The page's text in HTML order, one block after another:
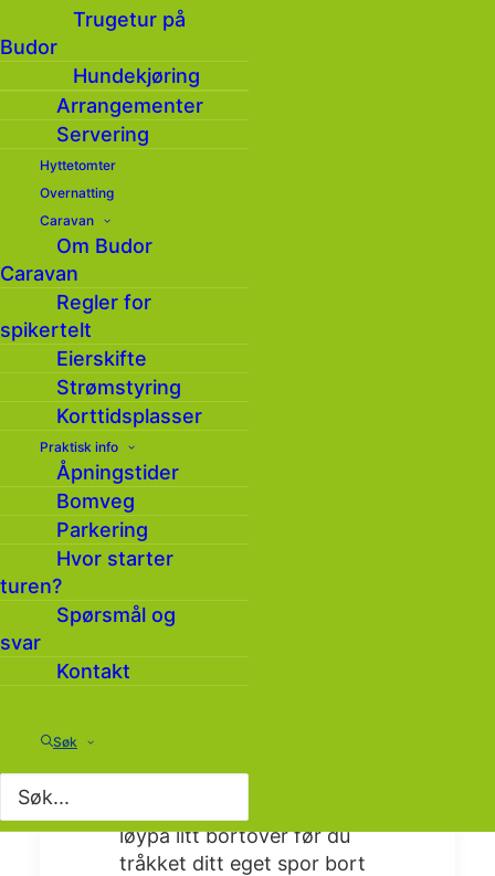
Trugetur på
Budor
Hundekjøring
Arrangementer
Servering
Hyttetomter
Overnatting
Caravan
Om Budor
Caravan
Regler for
spikertelt
Eierskifte
Strømstyring
Korttidsplasser
Praktisk info
Åpningstider
Bomveg
Parkering
Hvor starter
turen?
Spørsmål og
svar
Kontakt
Søk
Svaen byr på vid utsikt i
skitur inn hit som passer
for de minste.
Turforklaringa tar
mulig å parkere bilen på
Lemenet på Ruskåsen, for
en slakere og litt kortere
tur.
Fra Budor går du i retning
Målia og etter noen hundre
meter kommer du til
løypekrysset mellom
Midtløypa og Ruskåsløypa.
Ta til venstre og følg
Midtløypa slakt oppover.
skogen og opp til der
det et skiløypekryss. Her
høyre og du ser gapahuken
løypa litt bortover før du
tråkket ditt eget spor bort